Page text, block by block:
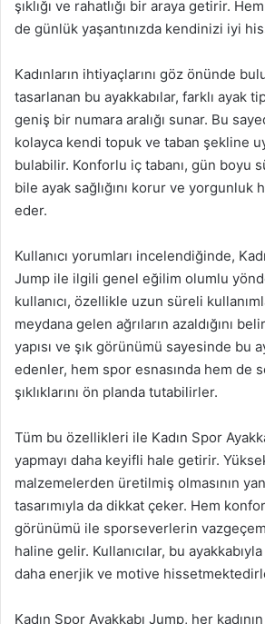
şıklığı ve rahatlığı bir araya getirir.
de günlük yaşantınızda kendinizi iyi
Kadınların ihtiyaçlarını göz önünde
tasarlanan bu ayakkabılar, farklı ayak
geniş bir numara aralığı sunar. Bu
kolayca kendi topuk ve taban şekline
bulabilir. Konforlu iç tabanı, gün boyu
bile ayak sağlığını korur ve yorgunluk
eder.
Kullanıcı yorumları incelendiğinde,
Jump ile ilgili genel eğilim olumlu
kullanıcı, özellikle uzun süreli
meydana gelen ağrıların azaldığını
yapısı ve şık görünümü sayesinde bu
edenler, hem spor esnasında hem de
şıklıklarını ön planda tutabilirler.
Tüm bu özellikleri ile Kadın Spor
yapmayı daha keyifli hale getirir.
malzemelerden üretilmiş olmasının
tasarımıyla da dikkat çeker. Hem
görünümü ile sporseverlerin
haline gelir. Kullanıcılar, bu
daha enerjik ve motive
Kadın Spor Ayakkabı Jump, her